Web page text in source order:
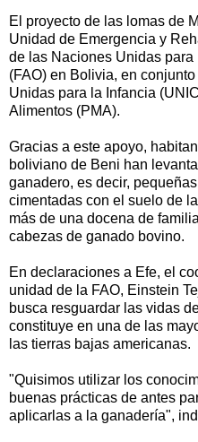
El proyecto de las lomas de
Unidad de Emergencia y
de las Naciones Unidas
(FAO) en Bolivia, en
Unidas para la Infancia
Alimentos (PMA).
Gracias a este apoyo,
boliviano de Beni han
ganadero, es decir,
cimentadas con el suelo de
más de una docena de
cabezas de ganado bovino.
En declaraciones a Efe, el
unidad de la FAO, Einstein
busca resguardar las vidas
constituye en una de las
las tierras bajas americanas.
"Quisimos utilizar los
buenas prácticas de antes
aplicarlas a la ganadería",